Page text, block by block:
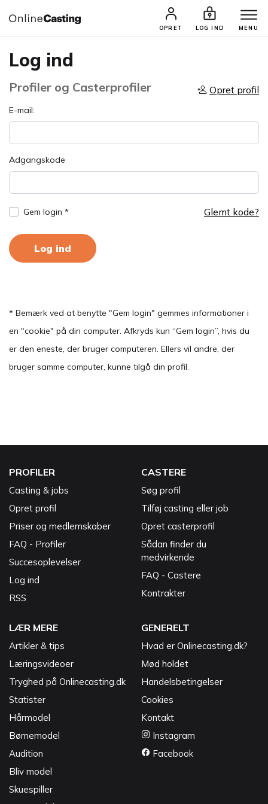
OPRET LOG IND MENU
Log ind
Profiler og Casterprofiler Opret profil
E-mail:
Adgangskode
Gem login * Glemt kode?
Log ind
* Bemærk ved at benytte "Gem login" gemmes informationer i
en "cookie" på din computer. Afkryds kun “Gem login”, hvis du
er den eneste, der bruger computeren. Ellers vil andre, der
bruger samme computer, kunne tilgå din profil.
PROFILER
Casting & jobs
Opret profil
Priser og medlemskaber
FAQ - Profiler
Succesoplevelser
Log ind
RSS
CASTERE
Søg profil
Tilføj casting eller job
Opret casterprofil
Sådan finder du
medvirkende
FAQ - Castere
Kontrakter
LÆR MERE
Artikler & tips
Læringsvideoer
Tryghed på Onlinecasting.dk
Statister
Hårmodel
Børnemodel
Audition
Bliv model
Skuespiller
GENERELT
Hvad er Onlinecasting.dk?
Mød holdet
Handelsbetingelser
Cookies
Kontakt
Instagram
Facebook